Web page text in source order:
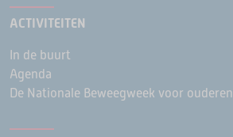
ACTIVITEITEN
In de buurt
Agenda
De Nationale Beweegweek voor ouderen